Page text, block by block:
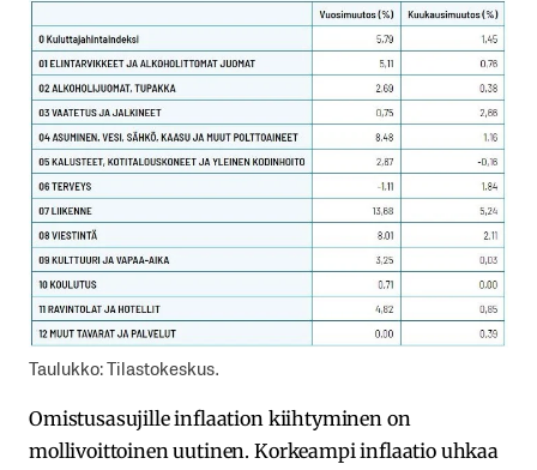
Taulukko: Tilastokeskus.
Omistusasujille inflaation kiihtyminen on
mollivoittoinen uutinen. Korkeampi inflaatio uhkaa